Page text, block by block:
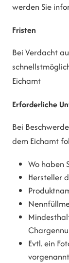
werden Sie
Fristen
Bei Verdacht
Eichamt
Erforderliche
Bei
dem Eichamt
Wo haben
Hersteller
Evtl. ein